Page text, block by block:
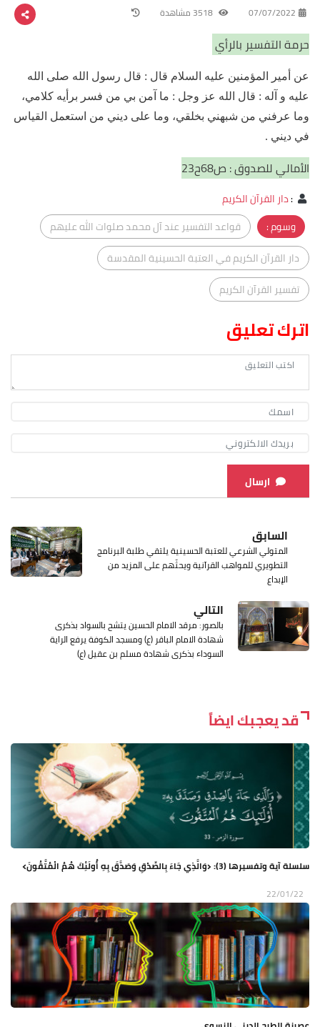
07/07/2022
حرمة التفسير بالرأي
عن أمير المؤمنين عليه السلام قال : قال رسول الله صلى الله
عليه و آله : قال الله عز وجل : ما آمن بي من فسر برأيه كلامي،
وما عرفني من شبهني بخلقي، وما على ديني من استعمل القياس
في ديني .
الأمالي للصدوق : ص68ح23
:دار القرآن الكريم
وسوم :
قواعد التفسير عند آل محمد صلوات الله عليهم
دار القرآن الكريم في العتبة الحسينية المقدسة
تفسير القرآن الكريم
اترك تعليق
ارسال
السابق
المتولي الشرعي للعتبة الحسينية يلتقي طلبة البرنامج
التطويري للمواهب القرآنية ويحثّهم على المزيد من
الإبداع
التالي
بالصور: مرقد الامام الحسين يتشح بالسواد بذكرى
شهادة الامام الباقر (ع) ومسجد الكوفة يرفع الراية
السوداء بذكرى شهادة مسلم بن عقيل (ع)
قد يعجبك ايضاً
سلسلة آية وتفسيرها (3): ﴿وَالَّذِي جَاءَ بِالصِّدْقِ وَصَدَّقَ بِهِ أُولَئِكَ هُمُ الْمُتَّقُونَ﴾
22/01/22